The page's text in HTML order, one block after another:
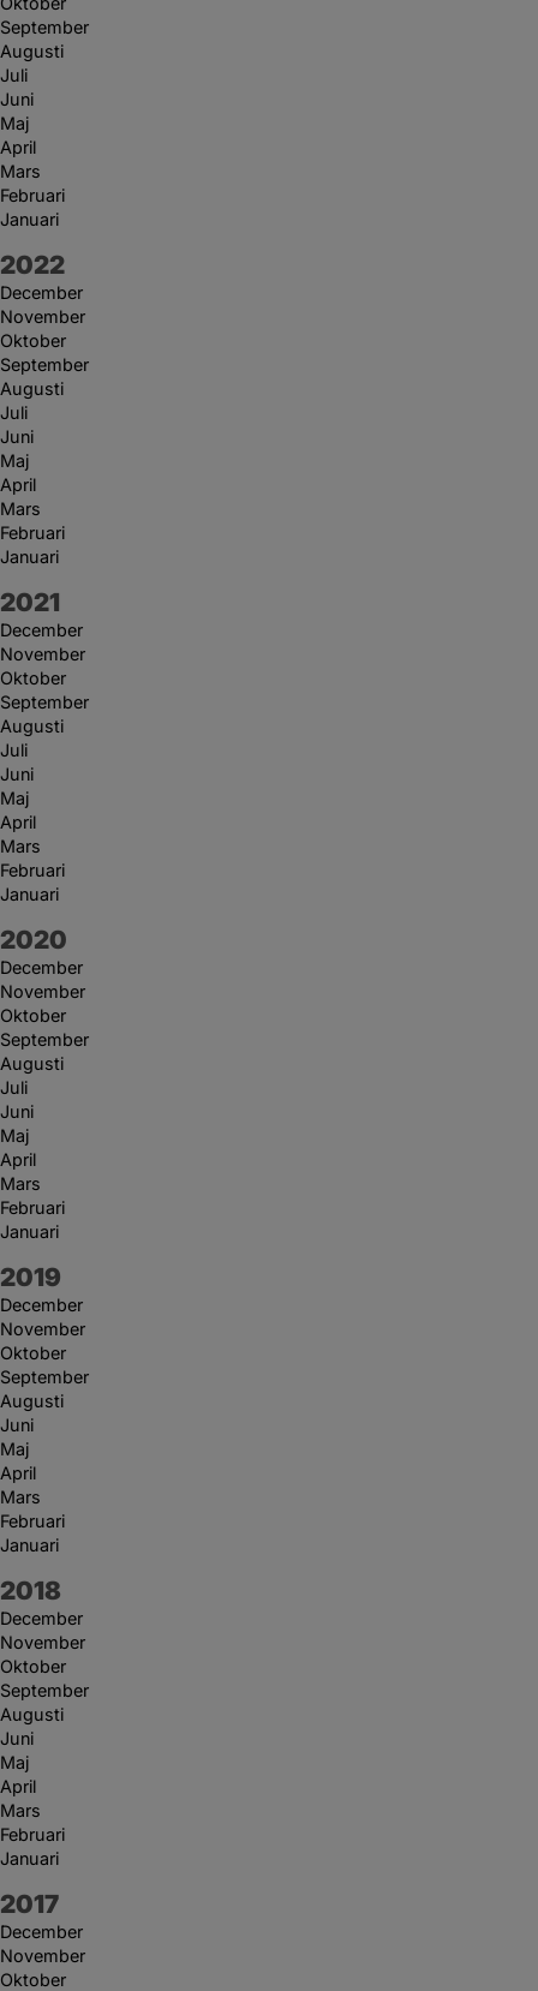
September
Augusti
Juli
Juni
Maj
April
Mars
Februari
Januari
År:
2022
December
November
Oktober
September
Augusti
Juli
Juni
Maj
April
Mars
Februari
Januari
År:
2021
December
November
Oktober
September
Augusti
Juli
Juni
Maj
April
Mars
Februari
Januari
År:
2020
December
November
Oktober
September
Augusti
Juli
Juni
Maj
April
Mars
Februari
Januari
År:
2019
December
November
Oktober
September
Augusti
Juni
Maj
April
Mars
Februari
Januari
År:
2018
December
November
Oktober
September
Augusti
Juni
Maj
April
Mars
Februari
Januari
År:
2017
December
November
Oktober